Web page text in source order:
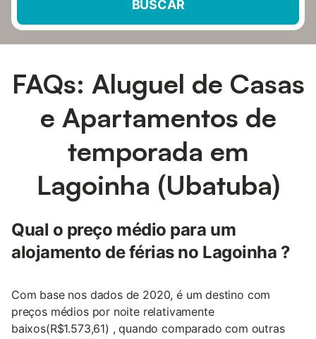
BUSCAR
FAQs: Aluguel de Casas
e Apartamentos de
temporada em
Lagoinha (Ubatuba)
Qual o preço médio para um
alojamento de férias no Lagoinha ?
Com base nos dados de 2020, é um destino com
preços médios por noite relativamente
baixos(R$1.573,61) , quando comparado com outras